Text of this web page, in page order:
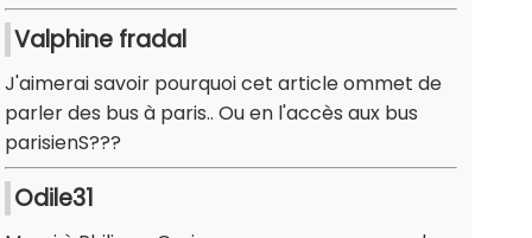
Valphine fradal
J'aimerai savoir pourquoi cet article ommet de
parler des bus à paris.. Ou en l'accès aux bus
parisienS???
Odile31